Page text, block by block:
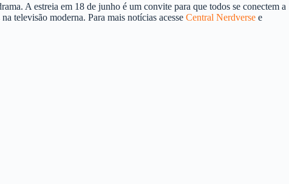
A estreia em 18 de junho é um convite para que todos se conectem a
televisão moderna. Para mais notícias acesse Central Nerdverse e